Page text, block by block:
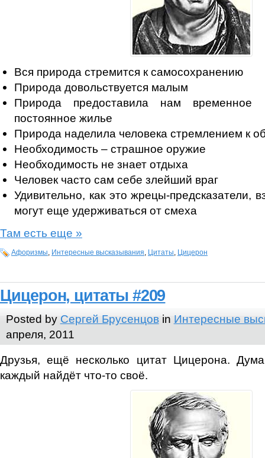
Вся природа стремится к самосохранению
Природа довольствуется малым
Природа предоставила нам
постоянное жилье
Природа наделила человека стремлением к
Необходимость – страшное оружие
Необходимость не знает отдыха
Человек часто сам себе злейший враг
Удивительно, как это жрецы-предсказатели,
могут еще удерживаться от смеха
Там есть еще »
Афоризмы Интересные высказывания Цитаты Цицерон
Цицерон, цитаты #209
Posted by Сергей Брусенцовin Интересные
апреля, 2011
Друзья, ещё несколько цитат Цицерона.
каждый найдёт что-то своё.